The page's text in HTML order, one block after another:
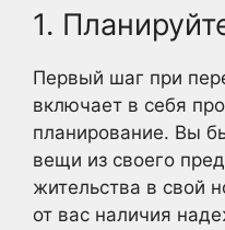
1.
Первый шаг при
включает в себя
планирование. Вы
вещи из своего
жительства в свой
от вас наличия